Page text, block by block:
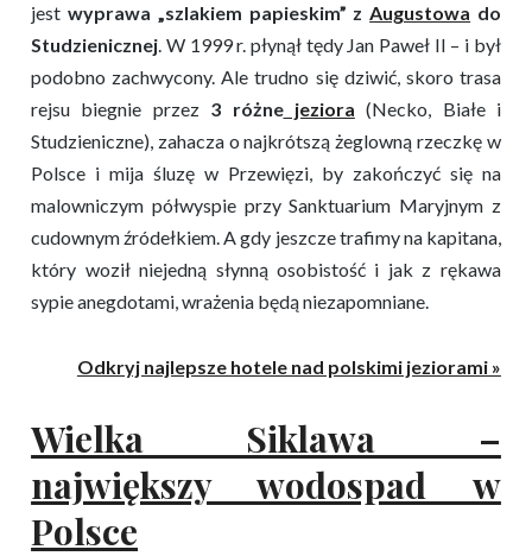
jest wyprawa „szlakiem papieskim” zAugustowa do
Studzienicznej. W 1999 r. płynął tędy Jan Paweł II – i był
podobno zachwycony. Ale trudno się dziwić, skoro trasa
rejsu biegnie przez3 różnejeziora (Necko, Białe i
Studzieniczne), zahacza o najkrótszą żeglowną rzeczkę w
Polsce i mija śluzę w Przewięzi, by zakończyć się na
malowniczym półwyspie przy Sanktuarium Maryjnym z
cudownym źródełkiem. A gdy jeszcze trafimy na kapitana,
który woził niejedną słynną osobistość i jak z rękawa
sypie anegdotami, wrażenia będą niezapomniane.
Odkryj najlepsze hotele nad polskimi jeziorami »
Wielka Siklawa –
największy wodospad w
Polsce